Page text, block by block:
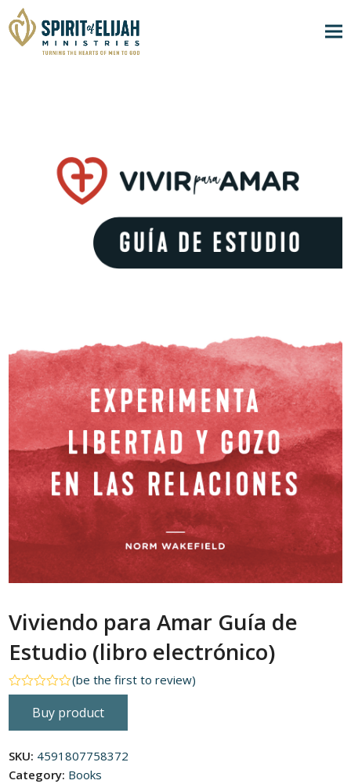
Viviendo para Amar Guía de
Estudio (libro electrónico)
Rated
of
(be the first to review)
Buy product
SKU: 4591807758372
Category: Books